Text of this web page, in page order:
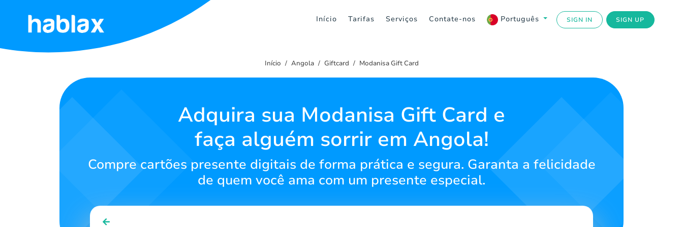
Início Tarifas Serviços Contate-nos Português SIGN IN SIGN UP
Início
SIGN UP
Início Angola Giftcard Modanisa Gift Card
Adquira sua Modanisa Gift Card e
faça alguém sorrir em Angola!
Compre cartões presente digitais de forma prática e segura. Garanta a felicidade
de quem você ama com um presente especial.